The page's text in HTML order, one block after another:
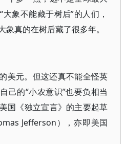
象不能藏于树后”的人们，
真的在树后藏了很多年。
美元。但这还真不能全怪英
己的“小农意识”也要负相当
国《独立宣言》的主要起草
Jefferson），亦即美国